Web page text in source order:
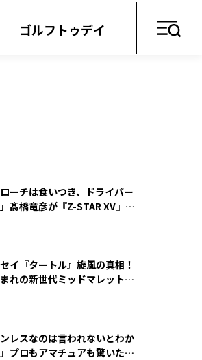
ゴルフトゥデイ
ローチは食いつき、ドライバー
髙橋竜彦が『Z-STAR XV』を
イ『タートル』旋風の真相！
れの新世代ミッドマレットが
ンレスなのは言われないとわか
プロもアマチュアも驚いた